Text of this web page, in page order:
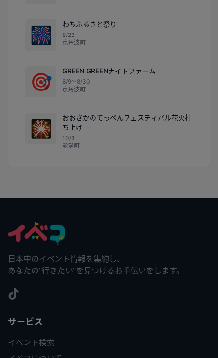
🎆
わちふるさと祭り
8/22
京丹波町
🎯
GREEN GREENナイトファーム
8/9〜8/30
京丹波町
🎇
おおさかのてっぺんフェスティバル花火打
ち上げ
10/3
能勢町
日本中のイベント情報を集約し、
あなたの"行きたい"を見つけるお手伝いをします。
サービス
イベント検索